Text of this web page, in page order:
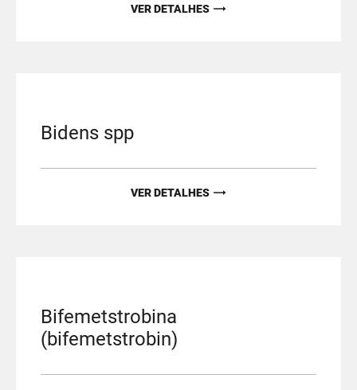
VER DETALHES
Bidens spp
VER DETALHES
Bifemetstrobina
(bifemetstrobin)